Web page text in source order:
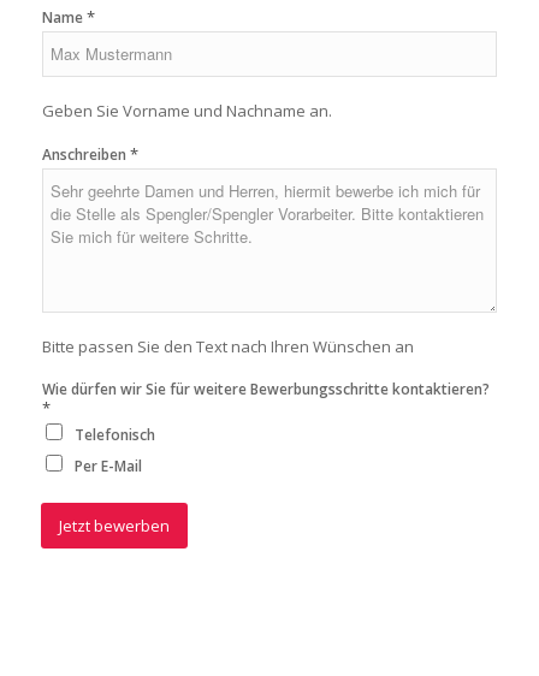
Name*
Geben Sie Vorname und Nachname an.
Anschreiben *
Bitte passen Sie den Text nach Ihren Wünschen an
Wie dürfen wir Sie für weitere Bewerbungsschritte kontaktieren?
*
Telefonisch
Per E-Mail
Jetzt bewerben